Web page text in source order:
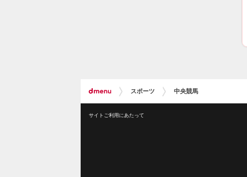
スポーツ 中央競馬
サイトご利用にあたって